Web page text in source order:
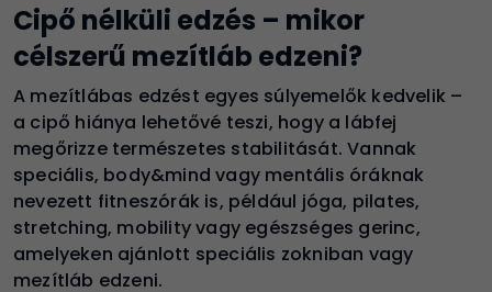
Cipő nélküli edzés – mikor
célszerű mezítláb edzeni?
A mezítlábas edzést egyes súlyemelők kedvelik –
a cipő hiánya lehetővé teszi, hogy a lábfej
megőrizze természetes stabilitását. Vannak
speciális, body&mind vagy mentális óráknak
nevezett fitneszórák is, például jóga, pilates,
stretching, mobility vagy egészséges gerinc,
amelyeken ajánlott speciális zokniban vagy
mezítláb edzeni.